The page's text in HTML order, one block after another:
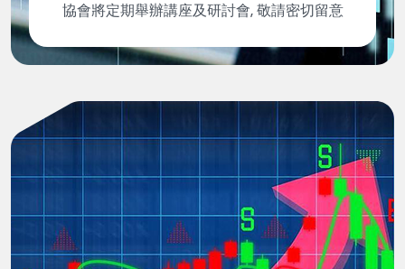
協會將定期舉辦講座及研討會, 敬請密切留意